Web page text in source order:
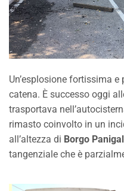
Un’esplosione fortissima
catena. È successo oggi
trasportava
rimasto coinvolto in un
all’altezza di Borgo
tangenziale che è